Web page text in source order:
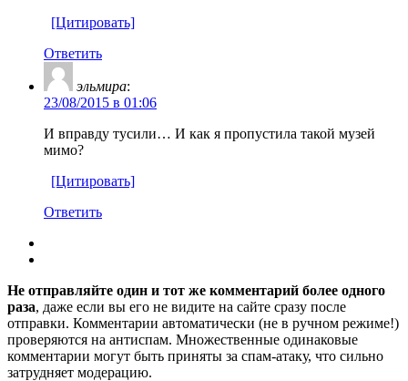
[Цитировать]
Ответить
эльмира:
23/08/2015 в 01:06
И вправду тусили… И как я пропустила такой музей
мимо?
[Цитировать]
Ответить
Не отправляйте один и тот же комментарий более одного
раза, даже если вы его не видите на сайте сразу после
отправки. Комментарии автоматически (не в ручном режиме!)
проверяются на антиспам. Множественные одинаковые
комментарии могут быть приняты за спам-атаку, что сильно
затрудняет модерацию.